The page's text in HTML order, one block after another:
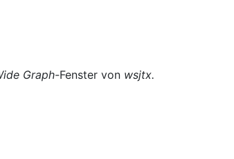
Graph-Fenster von wsjtx.